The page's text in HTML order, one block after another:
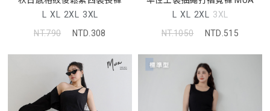
L XL 2XL 3XL
NT.790
NTD.308
L XL 2XL 3XL
NT.1050
NTD.515